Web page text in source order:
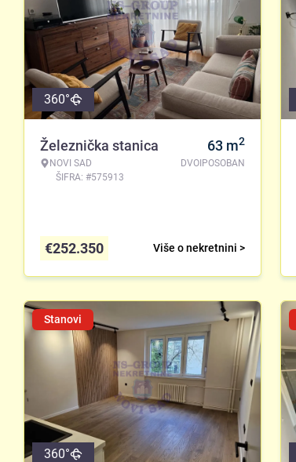
360°
Železnička stanica
NOVI SAD
ŠIFRA: #575913
63 m2
DVOIPOSOBAN
Više o nekretnini >
€252.350
Stanovi
360°